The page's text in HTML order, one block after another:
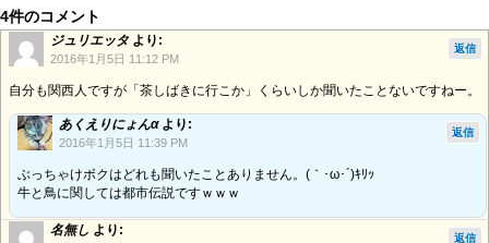
4件のコメント
ジュリエッタ より:
2016年1月5日 11:12 PM
自分も関西人ですが「茶しばきに行こか」くらいしか聞いたことないですねー。
返信
あくえりにょんα より:
2016年1月5日 11:39 PM
ぶっちゃけボクはどれも聞いたことありません。(｀･ω･´)ｷﾘｯ
牛と鳥に関しては都市伝説ですｗｗｗ
返信
名無し より:
返信